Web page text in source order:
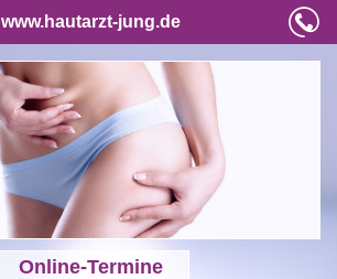
www.hautarzt-jung.de
Online-Termine